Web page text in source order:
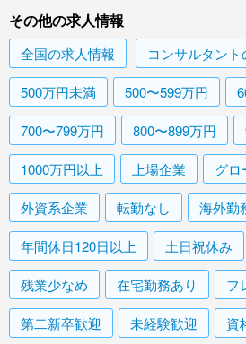
その他の求人情報
全国の求人情報 コンサルタント
500万円未満 500〜599万円
700〜799万円 800〜899万円
1000万円以上 上場企業 グロ
外資系企業 転勤なし 海外勤
年間休日120日以上 土日祝休み
残業少なめ 在宅勤務あり フ
第二新卒歓迎 未経験歓迎 資